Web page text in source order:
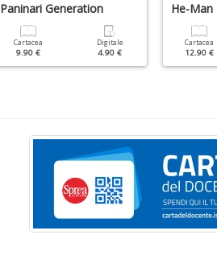
Paninari Generation
Cartacea
9.90 €
Digitale
4.90 €
He-Man
Cartacea
12.90 €